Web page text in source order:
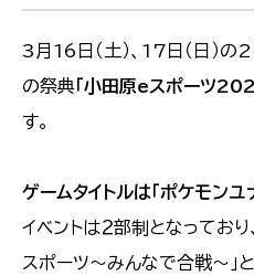
3月16日（土）、17日（日）
の祭典「小田原eスポーツ
す。
ゲームタイトルは「ポケモンユ
イベントは２部制となってお
スポーツ～みんなで合戦～」